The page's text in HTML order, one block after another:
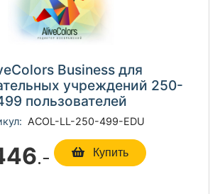
Business для
учреждений 250-
пользователей
ACOL-LL-250-499-EDU
.- Купить